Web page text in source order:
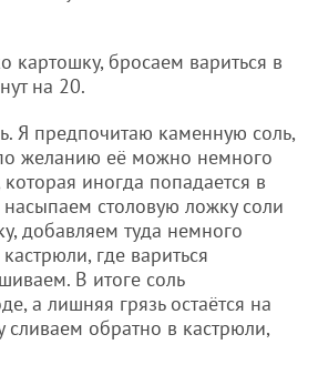
картошку, бросаем вариться в
на 20.
Я предпочитаю каменную соль,
желанию её можно немного
которая иногда попадается в
насыпаем столовую ложку соли
добавляем туда немного
где вариться
В итоге соль
а лишняя грязь остаётся на
сливаем обратно в кастрюли,